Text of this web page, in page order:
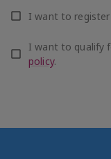
I want to
I want to qualify
policy.